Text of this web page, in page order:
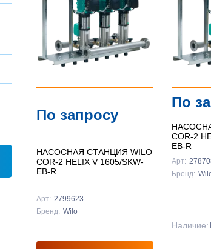
По запросу
НАСОСНАЯ СТАНЦИЯ WILO
COR-2 HELIX V 1605/SKW-
EB-R
Арт: 2799623
Бренд: Wilo
По
COR-2
EB-R
Арт:
Бренд:
Наличие: